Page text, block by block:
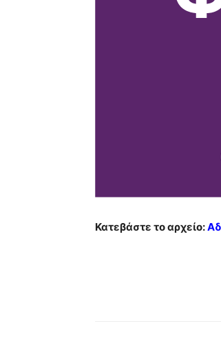
Κατεβάστε το αρχείο: